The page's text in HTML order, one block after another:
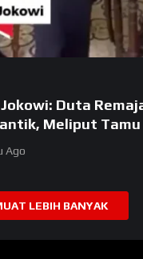
Duta
Meliput Tamu
Ago
LEBIH BANYAK